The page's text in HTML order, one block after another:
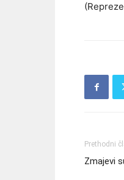
Prethodni
Zmajevi